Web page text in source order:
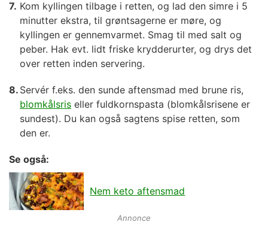
Kom kyllingen tilbage i retten, og lad den simre i 5
minutter ekstra, til grøntsagerne er møre, og
kyllingen er gennemvarmet. Smag til med salt og
peber. Hak evt. lidt friske krydderurter, og drys det
over retten inden servering.
Servér f.eks. den sunde aftensmad med brune ris,
blomkålsris eller fuldkornspasta (blomkålsrisene er
sundest). Du kan også sagtens spise retten, som
den er.
Se også:
Nem keto aftensmad
Annonce